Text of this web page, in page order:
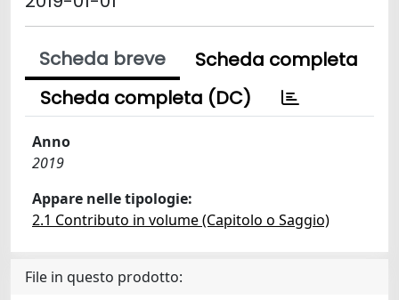
Scheda breve
Scheda completa
Scheda completa (DC)
Anno
2019
Appare nelle tipologie:
2.1 Contributo in volume (Capitolo o Saggio)
File in questo prodotto: